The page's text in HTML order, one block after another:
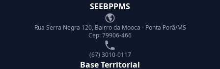
SEEBPPMS
Endereço
Rua Serra Negra 120, Bairro da Mooca - Ponta Porã/MS
Cep: 79906-466
Telefone
(67) 3010-0117
Base Territorial